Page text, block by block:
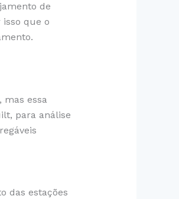
de
que o
essa
para análise
das estações